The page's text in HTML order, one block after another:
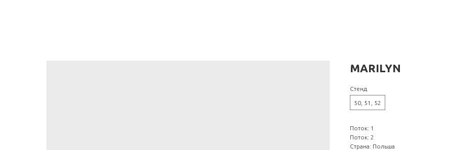
MARILYN
Стенд
50, 51, 52
Поток: 1
Поток: 2
Страна: Польша